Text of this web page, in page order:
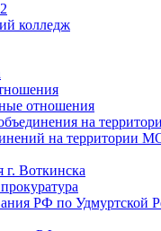
колледж
отношения
на
на территории
г. Воткинска
РФ по Удмуртской